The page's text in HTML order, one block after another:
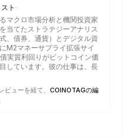
ト ·
マクロ市場分析と機関投資家
当てたストラテジーアナリス
、債券、通貨）とデジタル資
M2マネーサプライ拡張サイ
実質利回りがビットコイン価
しています。彼の仕事は、長
ューを経て、 COINOTAGの編